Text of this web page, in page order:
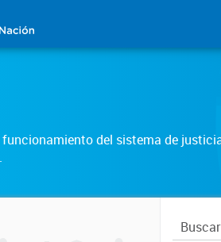
del sistema de